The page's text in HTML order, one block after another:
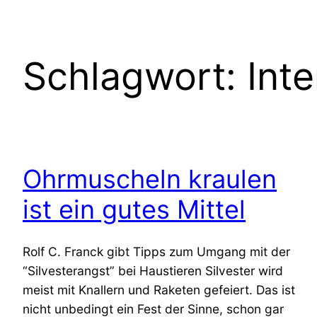
Schlagwort:
Ohrmuscheln kraulen
ist ein gutes Mittel
Rolf C. Franck gibt Tipps zum Umgang mit der
“Silvesterangst” bei Haustieren Silvester wird
meist mit Knallern und Raketen gefeiert. Das ist
nicht unbedingt ein Fest der Sinne, schon gar